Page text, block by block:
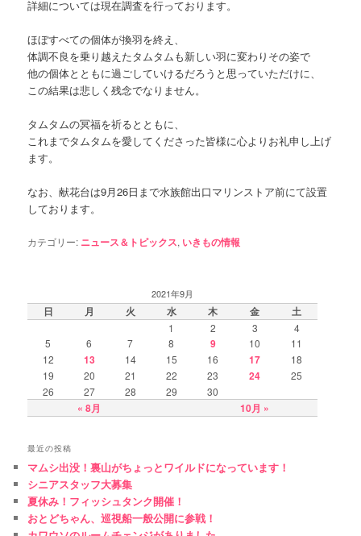
詳細については現在調査を行っております。
ほぼすべての個体が換羽を終え、
体調不良を乗り越えたタムタムも新しい羽に変わりその姿で
他の個体とともに過ごしていけるだろうと思っていただけに、
この結果は悲しく残念でなりません。
タムタムの冥福を祈るとともに、
これまでタムタムを愛してくださった皆様に心よりお礼申し上げ
ます。
なお、献花台は9月26日まで水族館出口マリンストア前にて設置
しております。
カテゴリー: ニュース＆トピックス, いきもの情報
2021年9月
日 月 火 水 木 金 土
« 8月 10月 »
1 2 3
4
5
6 7 8 9 10
11
12
13 14 15 16 17
18
19
20 21 22 23 24
25
26
27 28 29 30
最近の投稿
マムシ出没！裏山がちょっとワイルドになっています！
シニアスタッフ大募集
夏休み！フィッシュタンク開催！
おとどちゃん、巡視船一般公開に参戦！